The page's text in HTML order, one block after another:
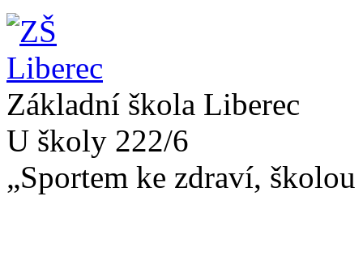
Základní škola Liberec
U školy 222/6
„Sportem ke zdraví,